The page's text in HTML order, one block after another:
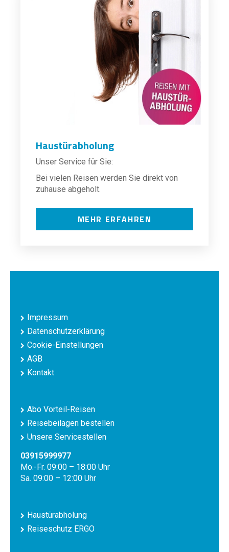
Haustürabholung
Unser Service für Sie:
Bei vielen Reisen werden Sie direkt von
zuhause abgeholt.
MEHR ERFAHREN
Impressum
Datenschutzerklärung
Cookie-Einstellungen
AGB
Kontakt
Abo Vorteil-Reisen
Reisebeilagen bestellen
Unsere Servicestellen
03915999977
Mo.-Fr. 09:00 – 18:00 Uhr
Sa. 09:00 – 12:00 Uhr
Haustürabholung
Reiseschutz ERGO